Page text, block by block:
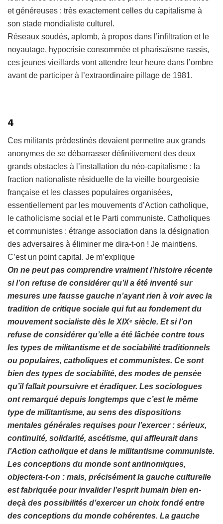
et généreuses : très exactement celles du capitalisme à
son stade mondialiste culturel.
Réseaux soudés, aplomb, à propos dans l’infiltration et le
noyautage, hypocrisie consommée et pharisaïsme rassis,
ces jeunes vieillards vont attendre leur heure dans l’ombre
avant de participer à l’extraordinaire pillage de 1981.
4
Ces militants prédestinés devaient permettre aux grands
anonymes de se débarrasser définitivement des deux
grands obstacles à l’installation du néo-capitalisme : la
fraction nationaliste résiduelle de la vieille bourgeoisie
française et les classes populaires organisées,
essentiellement par les mouvements d’Action catholique,
le catholicisme social et le Parti communiste. Catholiques
et communistes : étrange association dans la désignation
des adversaires à éliminer me dira-t-on ! Je maintiens.
C’est un point capital. Je m’explique
On ne peut pas comprendre vraiment l’histoire récente
si l’on refuse de considérer qu’il a été inventé sur
mesures une fausse gauche n’ayant rien à voir avec la
tradition de critique sociale qui fut au fondement du
mouvement socialiste dès le XIXe siècle. Et si l’on
refuse de considérer qu’elle a été lâchée contre tous
les types de militantisme et de sociabilité traditionnels
ou populaires, catholiques et communistes. Ce sont
bien des types de sociabilité, des modes de pensée
qu’il fallait poursuivre et éradiquer. Les sociologues
ont remarqué depuis longtemps que c’est le même
type de militantisme, au sens des dispositions
mentales générales requises pour l’exercer : sérieux,
continuité, solidarité, ascétisme, qui affleurait dans
l’Action catholique et dans le militantisme communiste.
Les conceptions du monde sont antinomiques,
objectera-t-on : mais, précisément la gauche culturelle
est fabriquée pour invalider l’esprit humain bien en-
deçà des possibilités d’exercer un choix fondé entre
des conceptions du monde cohérentes. La gauche